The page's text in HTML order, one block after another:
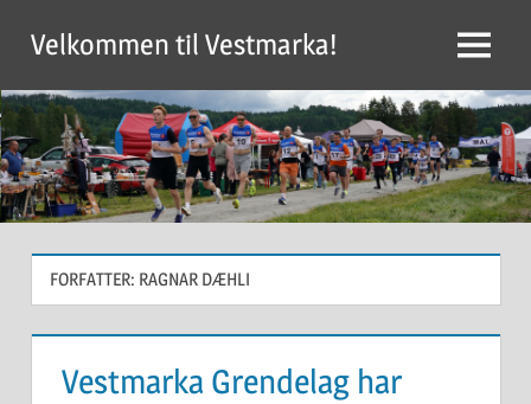
content
Velkommen til Vestmarka! Menu
FORFATTER: RAGNAR DÆHLI
Vestmarka Grendelag har